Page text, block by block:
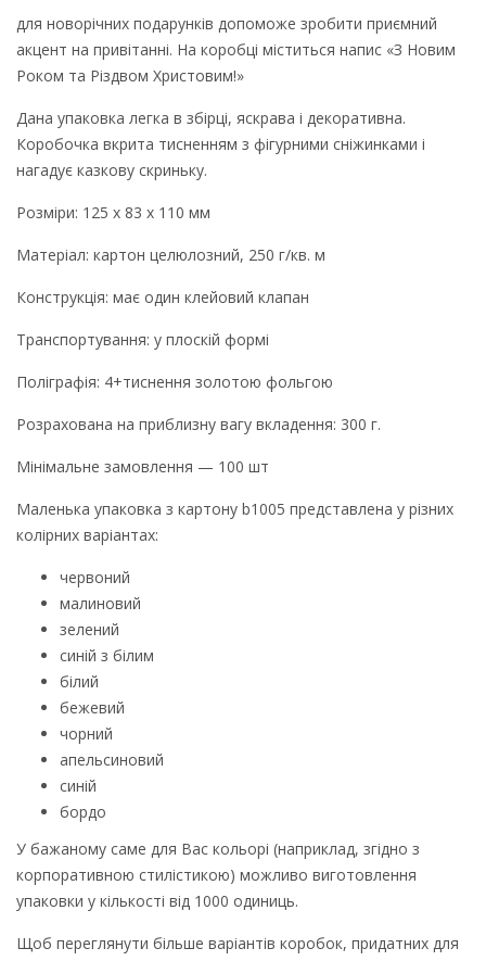
для новорічних подарунків допоможе зробити приємний
акцент на привітанні. На коробці міститься напис «З Новим
Роком та Різдвом Христовим!»
Дана упаковка легка в збірці, яскрава і декоративна.
Коробочка вкрита тисненням з фігурними сніжинками і
нагадує казкову скриньку.
Розміри: 125 х 83 х 110 мм
Матеріал: картон целюлозний, 250 г/кв. м
Конструкція: має один клейовий клапан
Транспортування: у плоскій формі
Поліграфія: 4+тиснення золотою фольгою
Розрахована на приблизну вагу вкладення: 300 г.
Мінімальне замовлення — 100 шт
Маленька упаковка з картону b1005 представлена у різних
колірних варіантах:
червоний
малиновий
зелений
синій з білим
білий
бежевий
чорний
апельсиновий
синій
бордо
У бажаному саме для Вас кольорі (наприклад, згідно з
корпоративною стилістикою) можливо виготовлення
упаковки у кількості від 1000 одиниць.
Щоб переглянути більше варіантів коробок, придатних для